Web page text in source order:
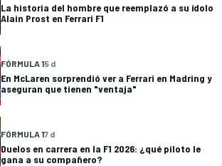
La historia del hombre que reemplazó a su ídolo
Alain Prost en Ferrari F1
FÓRMULA 15 d
En McLaren sorprendió ver a Ferrari en Madring y
aseguran que tienen "ventaja"
FÓRMULA 17 d
Duelos en carrera en la F1 2026: ¿qué piloto le
gana a su compañero?